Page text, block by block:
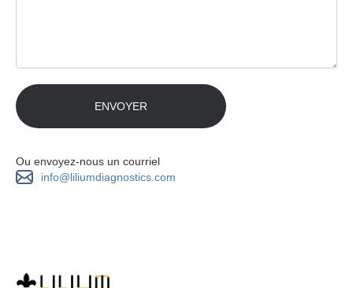
Ou envoyez-nous un courriel
info@liliumdiagnostics.com